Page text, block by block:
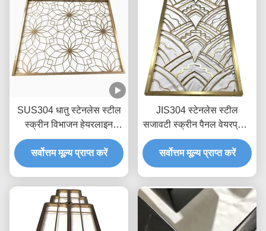
SUS304 धातु स्टेनलेस स्टील
स्क्रीन विभाजन हेयरलाइन
H3m रोज़ गोल्ड रूम डिवाइडर
सर्वोत्तम मूल्य प्राप्त करें
JIS304 स्टेनलेस स्टील
सजावटी स्क्रीन पैनल वेयरप्रूफ
लेजर कट खोखले हेयरलाइन
सर्वोत्तम मूल्य प्राप्त करें